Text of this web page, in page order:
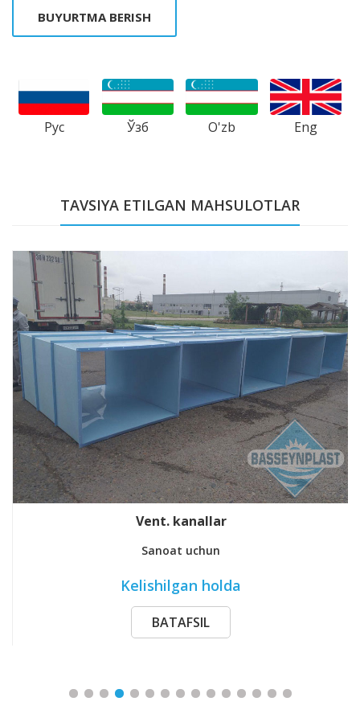
BUYURTMA BERISH
Рус Ўзб O'zb Eng
TAVSIYA ETILGAN MAHSULOTLAR
Eko-sig’im 3m3
42 500 000 so'm / dona